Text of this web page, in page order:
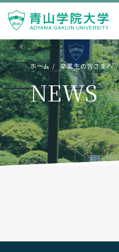
ホーム 卒業生の皆さまへ
NEWS